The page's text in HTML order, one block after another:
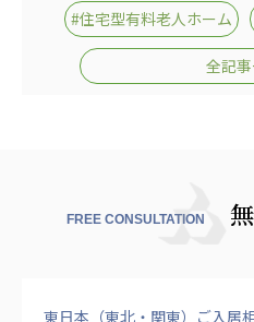
美迪克（上海）商务咨询有限公司
共生（大連）商務諮詢有限公司
台灣善合股份有限公司
カンボジア日本友好技術教育セン
NGO共生の家
#住宅型有料老人ホーム
全記
FREE CONSULTATION
東日本（東北・関東）ご入居